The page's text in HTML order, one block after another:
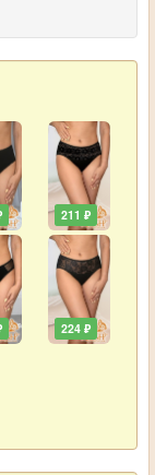
211 ₽
224 ₽